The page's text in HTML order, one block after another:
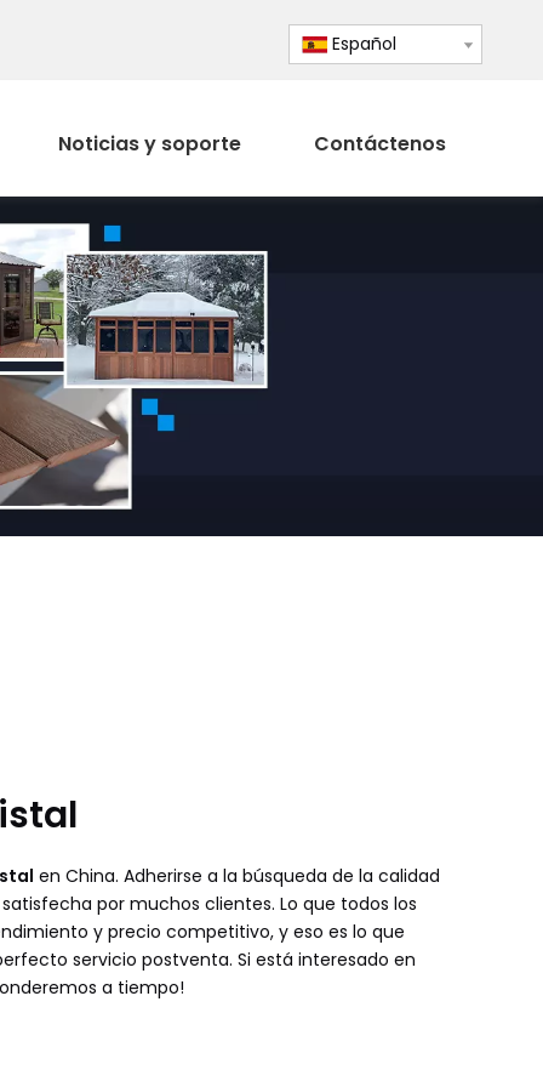
Español
Noticias y soporte Contáctenos
en China. Adherirse a la búsqueda de la calidad
por muchos clientes. Lo que todos los
y precio competitivo, y eso es lo que
servicio postventa. Si está interesado en
a tiempo!